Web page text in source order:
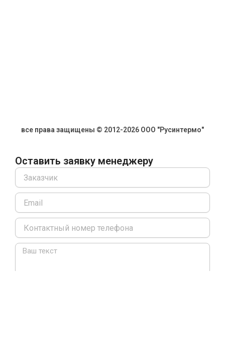
все права защищены © 2012-2026 ООО "Русинтермо"
Оставить заявку менеджеру
Name
Email
Message